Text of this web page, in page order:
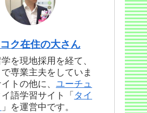
ク在住の大さん
を現地採用を経て、
専業主夫をしていま
トの他に、 ユーチュ
イ語学習サイト「 タイ
」を運営中です。